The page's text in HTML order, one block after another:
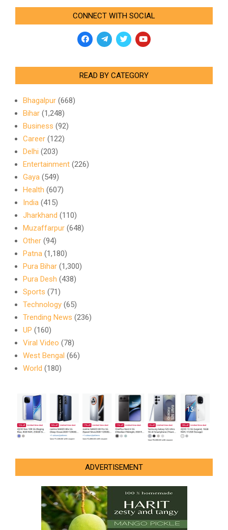
CONNECT WITH SOCIAL
READ BY CATEGORY
Bhagalpur (668)
Bihar (1,248)
Business (92)
Career (122)
Delhi (203)
Entertainment (226)
Gaya (549)
Health (607)
India (415)
Jharkhand (110)
Muzaffarpur (648)
Other (94)
Patna (1,180)
Pura Bihar (1,300)
Pura Desh (438)
Sports (71)
Technology (65)
Trending News (236)
UP (160)
Viral Video (78)
West Bengal (66)
World (180)
ADVERTISEMENT